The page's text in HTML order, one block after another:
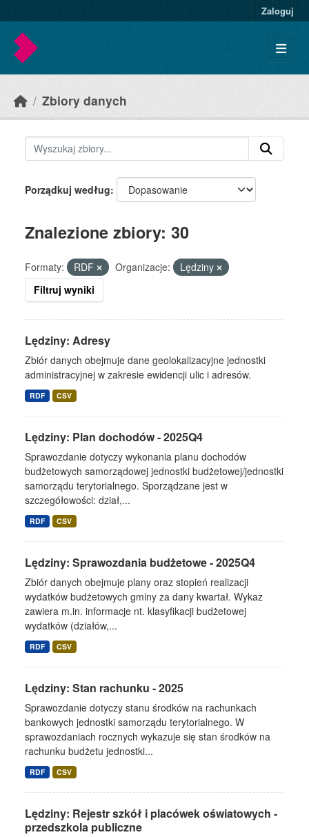
Zaloguj
Zbiory danych
Porządkuj według
Znalezione zbiory: 30
Formaty: RDF Organizacje:
Lędziny
Filtruj wyniki
Lędziny: Adresy
Zbiór danych obejmuje dane geolokalizacyjne jednostki
administracyjnej w zakresie ewidencji ulic i adresów.
RDF CSV
Lędziny: Plan dochodów - 2025Q4
Sprawozdanie dotyczy wykonania planu dochodów
budżetowych samorządowej jednostki budżetowej/jednostki
samorządu terytorialnego. Sporządzane jest w
szczegółowości: dział,...
RDF CSV
Lędziny: Sprawozdania budżetowe - 2025Q4
Zbiór danych obejmuje plany oraz stopień realizacji
wydatków budżetowych gminy za dany kwartał. Wykaz
zawiera m.in. informacje nt. klasyfikacji budżetowej
wydatków (działów,...
RDF CSV
Lędziny: Stan rachunku - 2025
Sprawozdanie dotyczy stanu środków na rachunkach
bankowych jednostki samorządu terytorialnego. W
sprawozdaniach rocznych wykazuje się stan środków na
rachunku budżetu jednostki...
RDF CSV
Lędziny: Rejestr szkół i placówek oświatowych -
przedszkola publiczne